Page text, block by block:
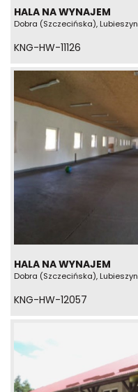
HALA NA WYNAJEM
Dobra (Szczecińska), Lubieszyn
KNG-HW-11126
HALA NA WYNAJEM
Dobra (Szczecińska), Lubieszyn
KNG-HW-12057